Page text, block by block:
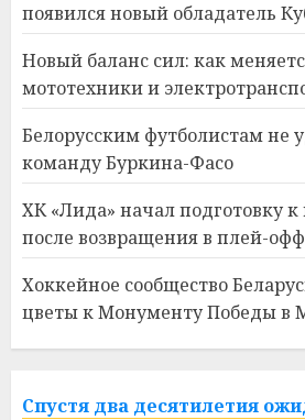
появился новый обладатель
Новый баланс сил: как
мототехники и
Белорусским футболистам не
команду Буркина-Фасо
ХК «Лида» начал подготовку к
после возвращения в плей-офф
Хоккейное сообщество
цветы к Монументу Победы в
Спустя два десятилетия